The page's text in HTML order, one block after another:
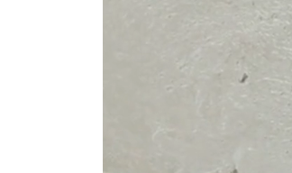
Torkret – beton natryskowy
Przesłony przeciwfiltracyjne i
Iniekcja uszczelniająca
Jet grouting –